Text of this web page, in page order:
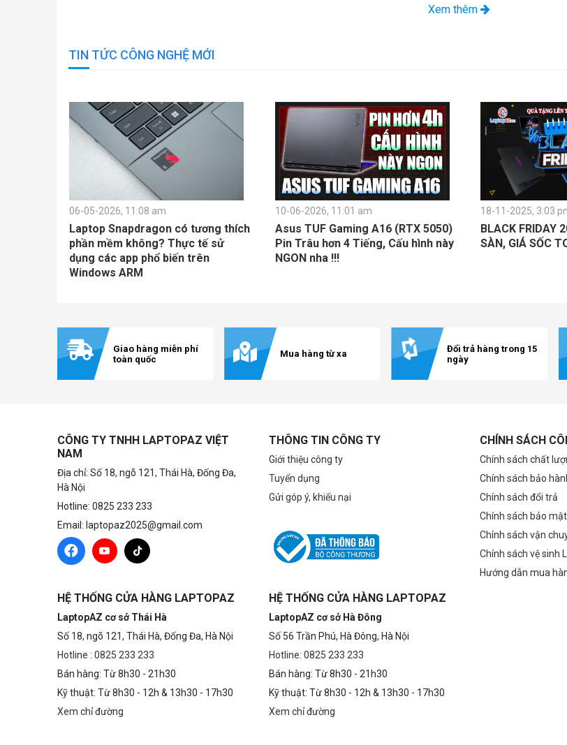
Xem thêm
TIN TỨC CÔNG NGHỆ MỚI
06-05-2026, 11:08 am
Laptop Snapdragon có tương thích
phần mềm không? Thực tế sử
dụng các app phổ biến trên
Windows ARM
10-06-2026, 11:01 am
Asus TUF Gaming A16 (RTX 5050)
Pin Trâu hơn 4 Tiếng, Cấu hình này
NGON nha !!!
18-11-2025, 3:03
BLACK FRIDAY
SÀN, GIÁ SỐC
Giao hàng miễn phí
toàn quốc
Mua hàng từ xa
Đổi trả hàng trong 15
ngày
CÔNG TY TNHH LAPTOPAZ VIỆT
NAM
Địa chỉ: Số 18, ngõ 121, Thái Hà, Đống Đa,
Hà Nội
Hotline: 0825 233 233
Email: laptopaz2025@gmail.com
THÔNG TIN CÔNG TY
Giới thiệu công ty
Tuyển dụng
Gửi góp ý, khiếu nại
CHÍNH SÁCH
Chính sách chất
Chính sách bảo
Chính sách đổi trả
Chính sách bảo
Chính sách vận
Chính sách vệ sinh
Hướng dẫn mua
HỆ THỐNG CỬA HÀNG LAPTOPAZ
LaptopAZ cơ sở Thái Hà
Số 18, ngõ 121, Thái Hà, Đống Đa, Hà Nội
Hotline : 0825 233 233
Bán hàng: Từ 8h30 - 21h30
Kỹ thuật: Từ 8h30 - 12h & 13h30 - 17h30
Xem chỉ đường
HỆ THỐNG CỬA HÀNG LAPTOPAZ
LaptopAZ cơ sở Hà Đông
Số 56 Trần Phú, Hà Đông, Hà Nội
Hotline: 0825 233 233
Bán hàng: Từ 8h30 - 21h30
Kỹ thuật: Từ 8h30 - 12h & 13h30 - 17h30
Xem chỉ đường